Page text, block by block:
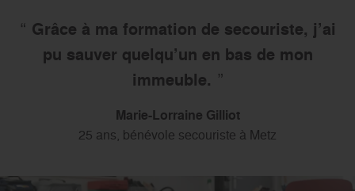
Grâce à ma formation de secouriste, j’ai
pu sauver quelqu’un en bas de mon
immeuble.
Marie-Lorraine Gilliot
25 ans, bénévole secouriste à Metz